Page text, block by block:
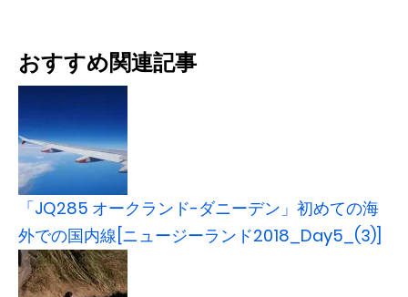
おすすめ関連記事
「JQ285 オークランド-ダニーデン」初めての海
外での国内線[ニュージーランド2018_Day5_(3)]